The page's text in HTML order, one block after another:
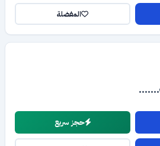
المفضلة
•••••••
حجز سريع